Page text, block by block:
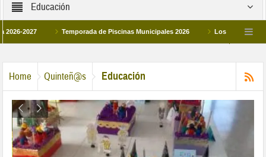
Educación
Temporada de Piscinas Municipales 2026 Los Campus de
Home Quinteñ@s Educación